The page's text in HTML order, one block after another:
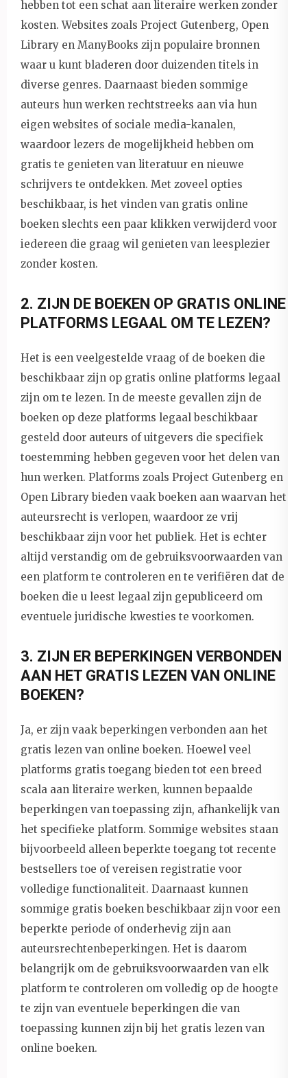
hebben tot een schat aan literaire werken zonder
kosten. Websites zoals Project Gutenberg, Open
Library en ManyBooks zijn populaire bronnen
waar u kunt bladeren door duizenden titels in
diverse genres. Daarnaast bieden sommige
auteurs hun werken rechtstreeks aan via hun
eigen websites of sociale media-kanalen,
waardoor lezers de mogelijkheid hebben om
gratis te genieten van literatuur en nieuwe
schrijvers te ontdekken. Met zoveel opties
beschikbaar, is het vinden van gratis online
boeken slechts een paar klikken verwijderd voor
iedereen die graag wil genieten van leesplezier
zonder kosten.
2. ZIJN DE BOEKEN OP GRATIS ONLINE
PLATFORMS LEGAAL OM TE LEZEN?
Het is een veelgestelde vraag of de boeken die
beschikbaar zijn op gratis online platforms legaal
zijn om te lezen. In de meeste gevallen zijn de
boeken op deze platforms legaal beschikbaar
gesteld door auteurs of uitgevers die specifiek
toestemming hebben gegeven voor het delen van
hun werken. Platforms zoals Project Gutenberg en
Open Library bieden vaak boeken aan waarvan het
auteursrecht is verlopen, waardoor ze vrij
beschikbaar zijn voor het publiek. Het is echter
altijd verstandig om de gebruiksvoorwaarden van
een platform te controleren en te verifiëren dat de
boeken die u leest legaal zijn gepubliceerd om
eventuele juridische kwesties te voorkomen.
3. ZIJN ER BEPERKINGEN VERBONDEN
AAN HET GRATIS LEZEN VAN ONLINE
BOEKEN?
Ja, er zijn vaak beperkingen verbonden aan het
gratis lezen van online boeken. Hoewel veel
platforms gratis toegang bieden tot een breed
scala aan literaire werken, kunnen bepaalde
beperkingen van toepassing zijn, afhankelijk van
het specifieke platform. Sommige websites staan
bijvoorbeeld alleen beperkte toegang tot recente
bestsellers toe of vereisen registratie voor
volledige functionaliteit. Daarnaast kunnen
sommige gratis boeken beschikbaar zijn voor een
beperkte periode of onderhevig zijn aan
auteursrechtenbeperkingen. Het is daarom
belangrijk om de gebruiksvoorwaarden van elk
platform te controleren om volledig op de hoogte
te zijn van eventuele beperkingen die van
toepassing kunnen zijn bij het gratis lezen van
online boeken.